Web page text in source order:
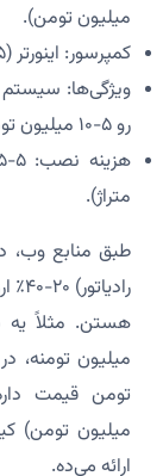
میلیون تومن).
کمپرسور: اینورتر (۱۵-۲۰٪ گرون‌تر) یا معمولی.
رو ۵-۱۰ میلیون تومن افزایش می‌دن.
متراژ).
طبق منابع وب،
میلیون تومن)
ارائه می‌ده.